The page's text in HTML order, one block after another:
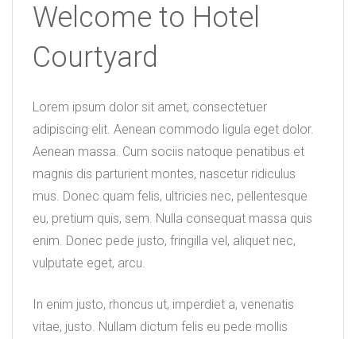
Welcome to Hotel
Courtyard
Lorem ipsum dolor sit amet, consectetuer
adipiscing elit. Aenean commodo ligula eget dolor.
Aenean massa. Cum sociis natoque penatibus et
magnis dis parturient montes, nascetur ridiculus
mus. Donec quam felis, ultricies nec, pellentesque
eu, pretium quis, sem. Nulla consequat massa quis
enim. Donec pede justo, fringilla vel, aliquet nec,
vulputate eget, arcu.
In enim justo, rhoncus ut, imperdiet a, venenatis
vitae, justo. Nullam dictum felis eu pede mollis